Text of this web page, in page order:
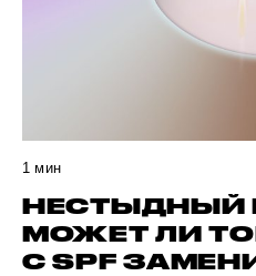
1 мин
НЕСТЫДНЫЙ
МОЖЕТ ЛИ
С SPF